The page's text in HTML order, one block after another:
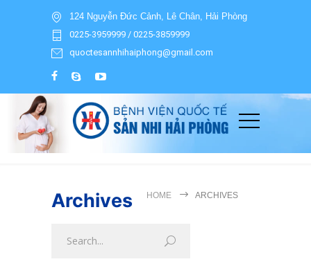
124 Nguyễn Đức Cảnh, Lê Chân, Hải Phòng
0225-3959999 / 0225-3859999
quoctesannhihaiphong@gmail.com
Archives HOME ARCHIVES